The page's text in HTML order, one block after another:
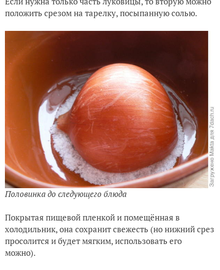
положить срезом на тарелку, посыпанную солью.
Половинка до следующего блюда
Покрытая пищевой пленкой и помещённая в
холодильник, она сохранит свежесть (но нижний срез
просолится и будет мягким, использовать его
можно).